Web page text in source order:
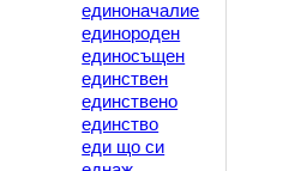
единоначалие
единороден
единосъщен
единствен
единствено
единство
еди що си